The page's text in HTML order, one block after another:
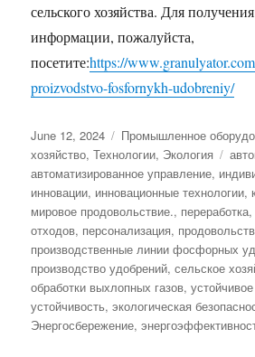
сельского хозяйства. Для
информации, пожалуйста,
посетите:https://
proizvodstvo-fosfornykh-udobreniy/
Posted
on
June 12, 2024 Categories
Промышленное
хозяйство,Технологии, Экология Tags
автоматизированное управление,
инновации, инновационные технологии,
мировое продовольствие., переработка,
отходов, персонализация,
производственные линии фосфорных
производство удобрений,сельское
обработки выхлопных газов,
устойчивость,экологическая
Энергосбережение,